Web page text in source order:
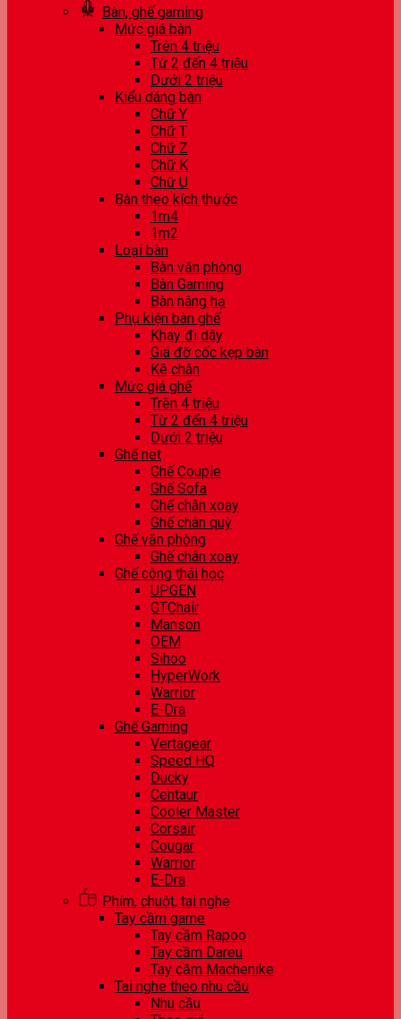
Bàn, ghế gaming
Mức giá bàn
Trên 4 triệu
Từ 2 đến 4 triệu
Dưới 2 triệu
Kiểu dáng bàn
Chữ Y
Chữ T
Chữ Z
Chữ K
Chữ U
Bàn theo kích thước
1m4
1m2
Loại bàn
Bàn văn phòng
Bàn Gaming
Bàn nâng hạ
Phụ kiện bàn ghế
Khay đi dây
Giá đỡ cốc kẹp bàn
Kê chân
Mức giá ghế
Trên 4 triệu
Từ 2 đến 4 triệu
Dưới 2 triệu
Ghế net
Ghế Couple
Ghế Sofa
Ghế chân xoay
Ghế chân quỳ
Ghế văn phòng
Ghế chân xoay
Ghế công thái học
UPGEN
GTChair
Manson
OEM
Sihoo
HyperWork
Warrior
E-Dra
Ghế Gaming
Vertagear
Speed HQ
Ducky
Centaur
Cooler Master
Corsair
Cougar
Warrior
E-Dra
Phím, chuột, tai nghe
Tay cầm game
Tay cầm Rapoo
Tay cầm Dareu
Tay cầm Machenike
Tai nghe theo nhu cầu
Nhu cầu